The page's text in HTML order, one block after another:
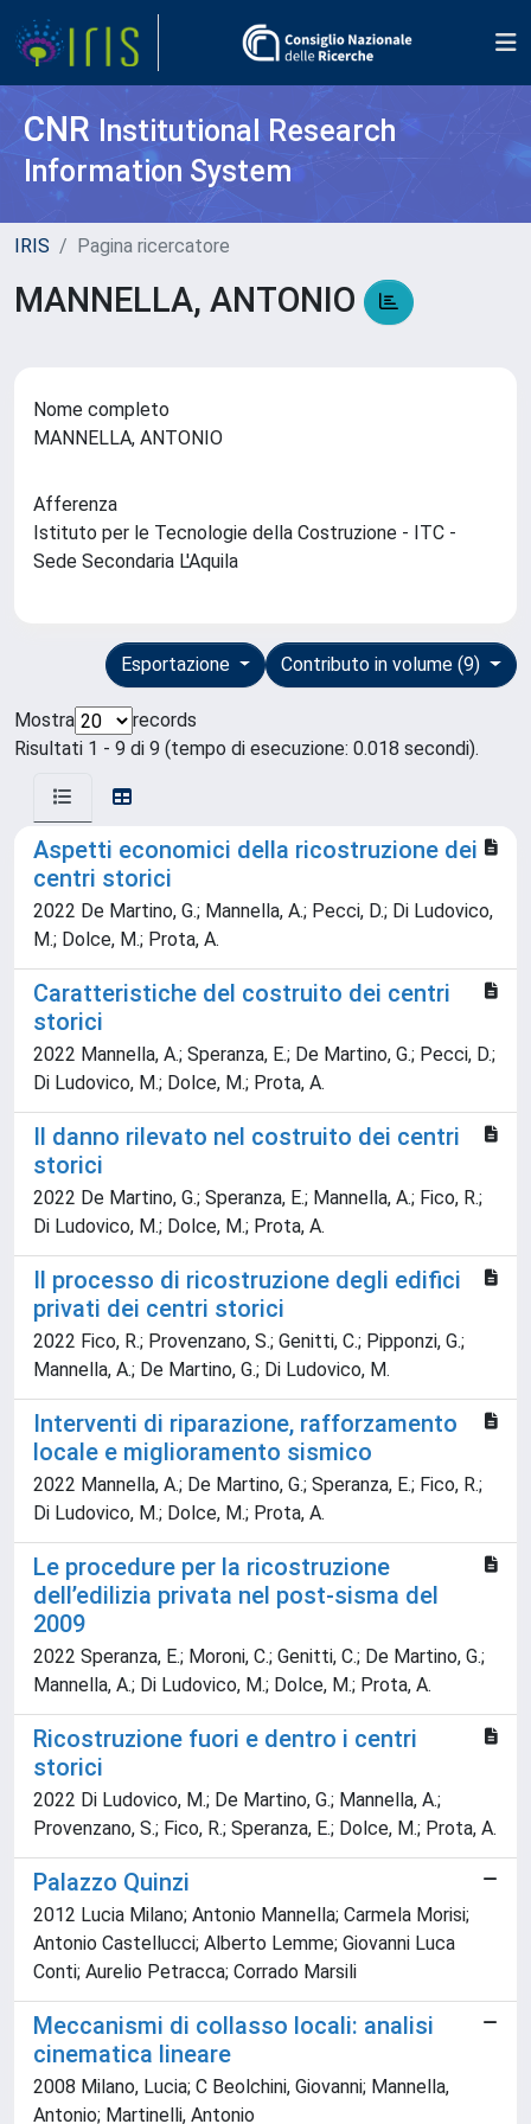
CNR Institutional Research
Information System
IRIS Pagina ricercatore
MANNELLA, ANTONIO
Nome completo
MANNELLA, ANTONIO
Afferenza
Istituto per le Tecnologie della Costruzione - ITC -
Sede Secondaria L'Aquila
Contributo in volume (9)
Esportazione
Mostra
records
Risultati 1 - 9 di 9 (tempo di esecuzione: 0.018 secondi).
Aspetti economici della ricostruzione dei
centri storici
2022 De Martino, G.; Mannella, A.; Pecci, D.; Di Ludovico,
M.; Dolce, M.; Prota, A.
Caratteristiche del costruito dei centri
storici
2022 Mannella, A.; Speranza, E.; De Martino, G.; Pecci, D.;
Di Ludovico, M.; Dolce, M.; Prota, A.
Il danno rilevato nel costruito dei centri
storici
2022 De Martino, G.; Speranza, E.; Mannella, A.; Fico, R.;
Di Ludovico, M.; Dolce, M.; Prota, A.
Il processo di ricostruzione degli edifici
privati dei centri storici
2022 Fico, R.; Provenzano, S.; Genitti, C.; Pipponzi, G.;
Mannella, A.; De Martino, G.; Di Ludovico, M.
Interventi di riparazione, rafforzamento
locale e miglioramento sismico
2022 Mannella, A.; De Martino, G.; Speranza, E.; Fico, R.;
Di Ludovico, M.; Dolce, M.; Prota, A.
Le procedure per la ricostruzione
dell’edilizia privata nel post-sisma del
2009
2022 Speranza, E.; Moroni, C.; Genitti, C.; De Martino, G.;
Mannella, A.; Di Ludovico, M.; Dolce, M.; Prota, A.
Ricostruzione fuori e dentro i centri
storici
2022 Di Ludovico, M.; De Martino, G.; Mannella, A.;
Provenzano, S.; Fico, R.; Speranza, E.; Dolce, M.; Prota, A.
Palazzo Quinzi
2012 Lucia Milano; Antonio Mannella; Carmela Morisi;
Antonio Castellucci; Alberto Lemme; Giovanni Luca
Conti; Aurelio Petracca; Corrado Marsili
Meccanismi di collasso locali: analisi
cinematica lineare
2008 Milano, Lucia; C Beolchini, Giovanni; Mannella,
Antonio; Martinelli, Antonio